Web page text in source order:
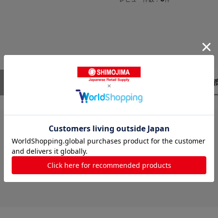
レビューはありません。